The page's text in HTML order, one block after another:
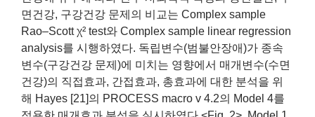
면건강, 구강건강 문제의 비교는 Complex sample
Rao–Scott χ² test와 Complex sample linear regression
analysis를 시행하였다. 독립변수(범불안장애)가 종속
변수(구강건강 문제)에 미치는 영향에서 매개변수(수면
건강)의 직접효과, 간접효과, 총효과에 대한 분석을 위
해 Hayes [21]의 PROCESS macro v 4.2의 Model 4를